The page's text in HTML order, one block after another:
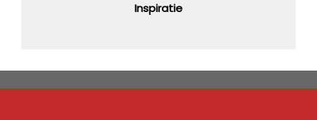
Inspiratie